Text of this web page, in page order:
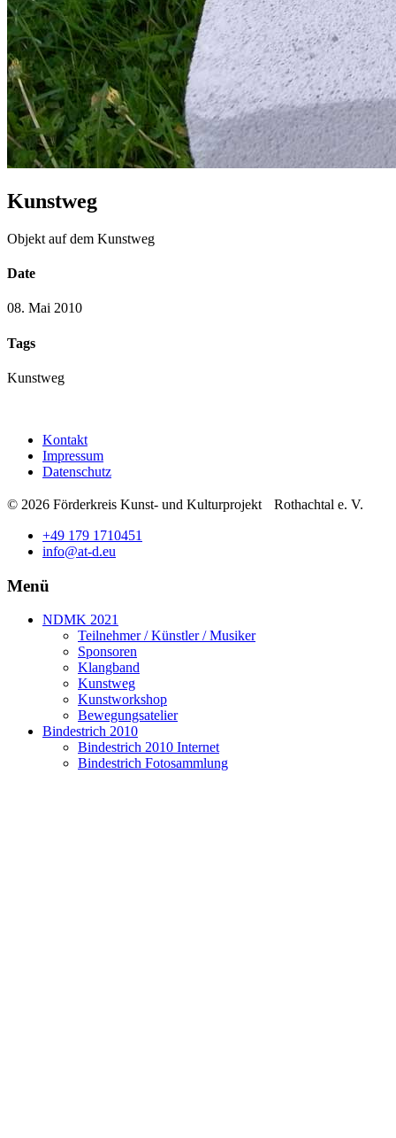
Kunstweg
Objekt auf dem Kunstweg
Date
08. Mai 2010
Tags
Kunstweg
Kontakt
Impressum
Datenschutz
© 2026 Förderkreis Kunst- und Kulturprojekt Rothachtal e. V.
+49 179 1710451
info@at-d.eu
Menü
NDMK 2021
Teilnehmer / Künstler / Musiker
Sponsoren
Klangband
Kunstweg
Kunstworkshop
Bewegungsatelier
Bindestrich 2010
Bindestrich 2010 Internet
Bindestrich Fotosammlung